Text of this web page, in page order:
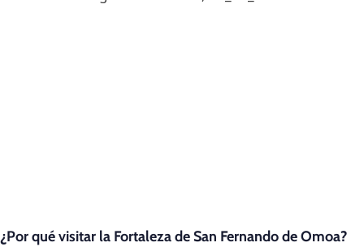
¿Por qué visitar la Fortaleza de San Fernando de Omoa?